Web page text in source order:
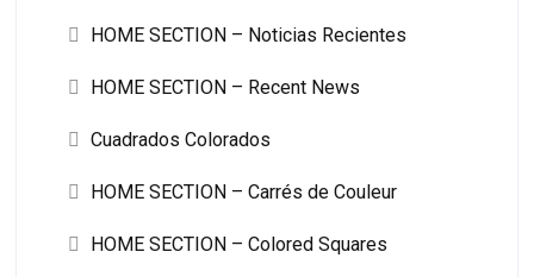
HOME SECTION – Noticias Recientes
HOME SECTION – Recent News
Cuadrados Colorados
HOME SECTION – Carrés de Couleur
HOME SECTION – Colored Squares